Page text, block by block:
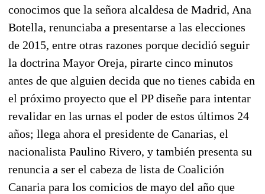
conocimos que la señora alcaldesa de Madrid, Ana
Botella, renunciaba a presentarse a las elecciones
de 2015, entre otras razones porque decidió seguir
la doctrina Mayor Oreja, pirarte cinco minutos
antes de que alguien decida que no tienes cabida en
el próximo proyecto que el PP diseñe para intentar
revalidar en las urnas el poder de estos últimos 24
años; llega ahora el presidente de Canarias, el
nacionalista Paulino Rivero, y también presenta su
renuncia a ser el cabeza de lista de Coalición
Canaria para los comicios de mayo del año que